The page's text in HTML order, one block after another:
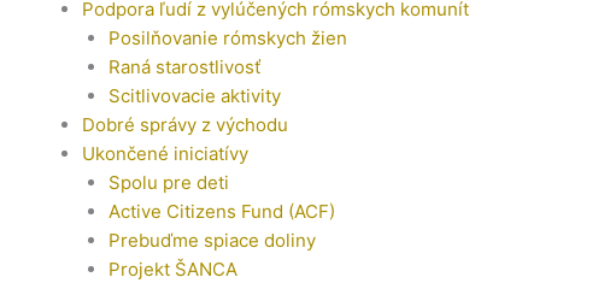
Podpora ľudí z vylúčených rómskych komunít
Posilňovanie rómskych žien
Raná starostlivosť
Scitlivovacie aktivity
Dobré správy z východu
Ukončené iniciatívy
Spolu pre deti
Active Citizens Fund (ACF)
Prebuďme spiace doliny
Projekt ŠANCA